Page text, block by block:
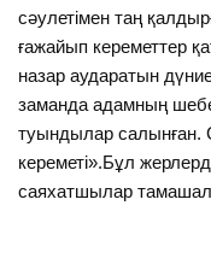
сәулетімен таң
ғажайып кереметтер
назар аударатын
заманда адамның
туындылар салынған.
кереметі».Бұл
саяхатшылар